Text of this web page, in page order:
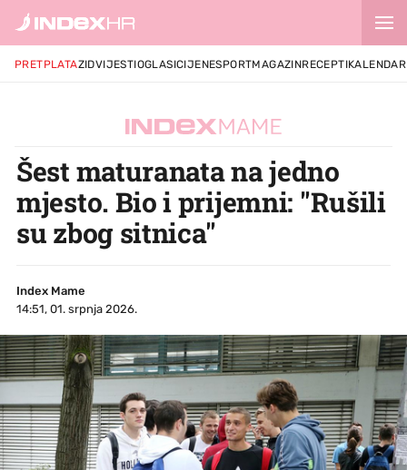
PRETPLATAZIDVIJESTIOGLASICIJENESPORTMAGAZINRECEPTIKALENDAR
Šest maturanata na jedno
mjesto. Bio i prijemni: "Rušili
su zbog sitnica"
Index Mame
14:51, 01. srpnja 2026.